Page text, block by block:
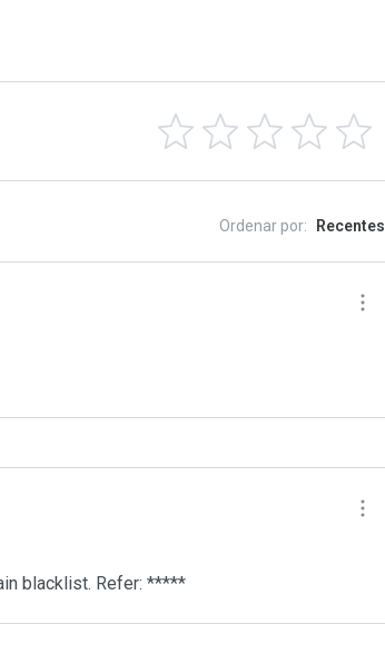
Ordenar por: Recentes
blacklist. Refer: *****